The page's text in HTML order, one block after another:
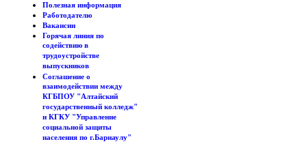
Полезная информация
Работодателю
Вакансии
Горячая линия по
содействию в
трудоустройстве
выпускников
Соглашение о
взаимодействии между
КГБПОУ "Алтайский
государственный колледж"
и КГКУ "Управление
социальной защиты
населения по г.Барнаулу"